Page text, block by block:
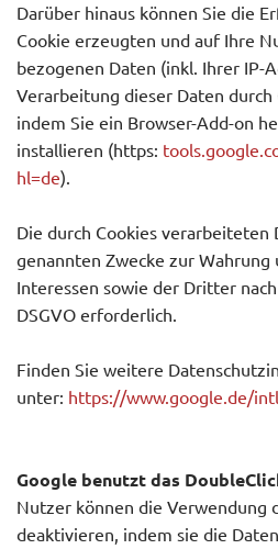
Darüber hinaus können Sie die
Cookie erzeugten und auf Ihre
bezogenen Daten (inkl. Ihrer IP-
Verarbeitung dieser Daten
indem Sie ein Browser-Add-on
installieren (https:
hl=de).
Die durch Cookies verarbeiteten
genannten Zwecke zur
Interessen sowie der Dritter
DSGVO erforderlich.
Finden Sie weitere
unter: https://www.google.de/
Google benutzt das
Nutzer können die Verwendung
deaktivieren, indem sie die